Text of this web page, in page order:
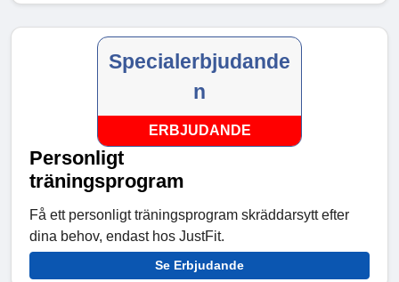
Specialerbjudande
n
ERBJUDANDE
Personligt
träningsprogram
Få ett personligt träningsprogram skräddarsytt efter
dina behov, endast hos JustFit.
Se Erbjudande